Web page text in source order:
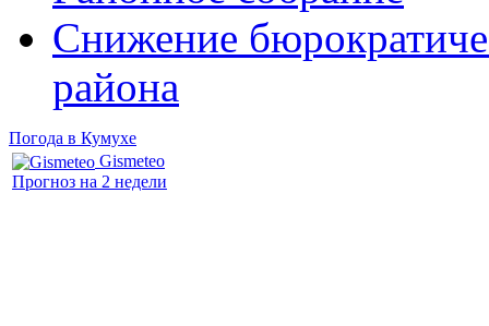
Снижение
района
Погода в Кумухе
Gismeteo
Прогноз на 2 недели